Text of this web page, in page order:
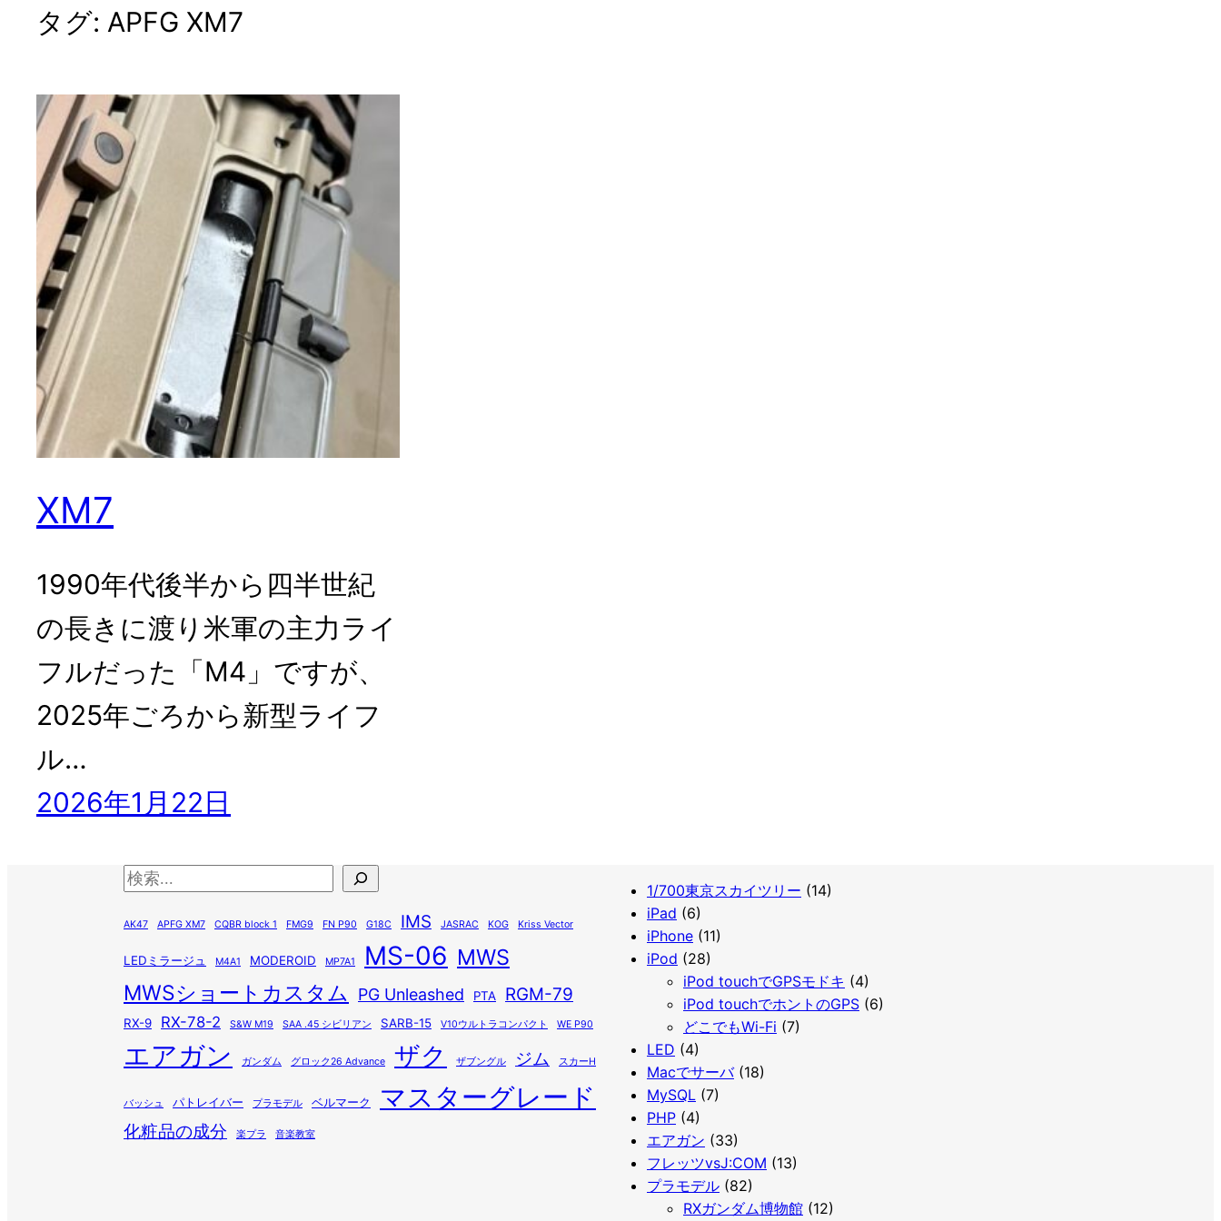
タグ: APFG XM7
XM7
1990年代後半から四半世紀
の長きに渡り米軍の主力ライ
フルだった「M4」ですが、
2025年ごろから新型ライフ
ル…
2026年1月22日
検
AK47 APFG XM7 CQBR block 1 FMG9 FN P90 G18C IMS JASRAC KOG Kriss Vector
LEDミラージュ M4A1 MODEROID MP7A1 MS-06 MWS
MWSショートカスタム PG Unleashed PTA RGM-79
RX-9 RX-78-2 S&W M19 SAA .45 シビリアン SARB-15 V10ウルトラコンパクト WE P90
エアガン ガンダム グロック26 Advance ザク ザブングル ジム スカーH
バッシュ パトレイバー プラモデル ベルマーク マスターグレード
化粧品の成分 楽プラ 音楽教室
1/700東京スカイツリー (14)
iPad (6)
iPhone (11)
iPod (28)
iPod touchでGPSモドキ (4)
iPod touchでホントのGPS (6)
どこでもWi-Fi (7)
LED (4)
Macでサーバ(18)
MySQL (7)
PHP (4)
エアガン (33)
フレッツvsJ:COM (13)
プラモデル (82)
RXガンダム博物館 (12)